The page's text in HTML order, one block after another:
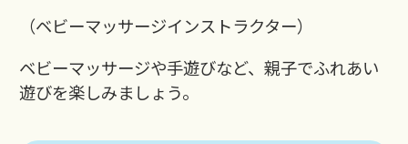
（ベビーマッサージインストラクター）
ベビーマッサージや手遊びなど、親子でふれあい
遊びを楽しみましょう。